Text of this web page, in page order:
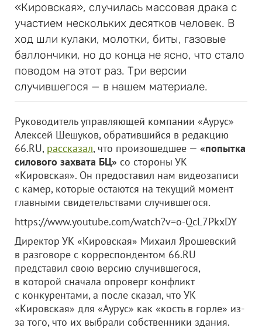
«Кировская», случилась массовая драка с
участием нескольких десятков человек. В
ход шли кулаки, молотки, биты, газовые
баллончики, но до конца не ясно, что стало
поводом на этот раз. Три версии
случившегося — в нашем материале.
Руководитель управляющей компании «Аурус»
Алексей Шешуков, обратившийся в редакцию
66.RU, рассказал, что произошедшее — «попытка
силового захвата БЦ» со стороны УК
«Кировская». Он предоставил нам видеозаписи
с камер, которые остаются на текущий момент
главными свидетельствами случившегося.
https://www.youtube.com/watch?v=o-QcL7PkxDY
Директор УК «Кировская» Михаил Ярошевский
в разговоре с корреспондентом 66.RU
представил свою версию случившегося,
в которой сначала опроверг конфликт
с конкурентами, а после сказал, что УК
«Кировская» для «Аурус» как «кость в горле» из-
за того, что их выбрали собственники здания.